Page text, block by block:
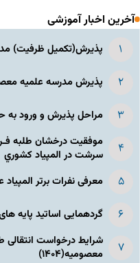
آخرین اخبار آموزشی
پذیرش(تکمیل ظرفیت)
پذیرش مدرسه علمیه
مراحل پذیرش و ورود به
موفقیت درخشان طلبه
سرشت در المپياد كشوري
معرفی نفرات برتر
گردهمایی اساتید پایه
شرایط درخواست
معصومیه(۱۴۰۴)